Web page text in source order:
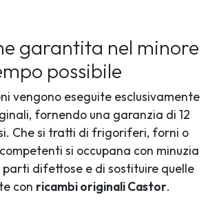
garantita nel minore
possibile
vengono eseguite esclusivamente
fornendo una garanzia di 12
Che si tratti di frigoriferi, forni o
si occupana con minuzia
difettose e di sostituire quelle
con ricambi originali Castor.